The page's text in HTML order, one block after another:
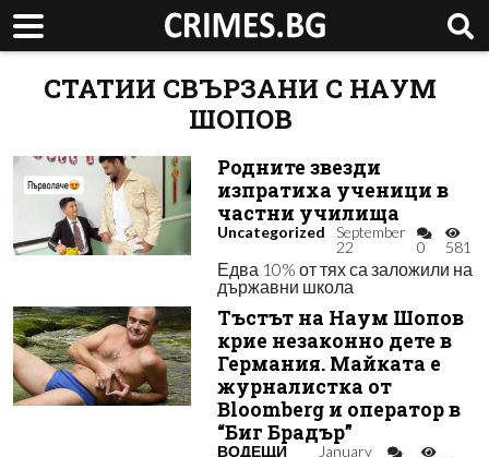
СТАТИИ СВЪРЗАНИ С НАУМ
ШОПОВ
Родните звезди
изпратиха ученици в
частни училища
Uncategorized
September
22
0 581
Едва 10% от тях са заложили на
държавни школа
Тъстът на Наум Шопов
крие незаконно дете в
Германия. Майката е
журналистка от
Bloomberg и оператор в
“Биг Брадър”
ВОДЕЩИ
January